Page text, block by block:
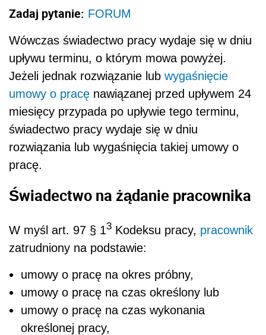
Zadaj pytanie: FORUM
Wówczas świadectwo pracy wydaje się w dniu
upływu terminu, o którym mowa powyżej.
Jeżeli jednak rozwiązanie lub wygaśnięcie
umowy o pracę nawiązanej przed upływem 24
miesięcy przypada po upływie tego terminu,
świadectwo pracy wydaje się w dniu
rozwiązania lub wygaśnięcia takiej umowy o
pracę.
Świadectwo na żądanie pracownika
W myśl art. 97 § 13 Kodeksu pracy, pracownik
zatrudniony na podstawie:
umowy o pracę na okres próbny,
umowy o pracę na czas określony lub
umowy o pracę na czas wykonania
określonej pracy,